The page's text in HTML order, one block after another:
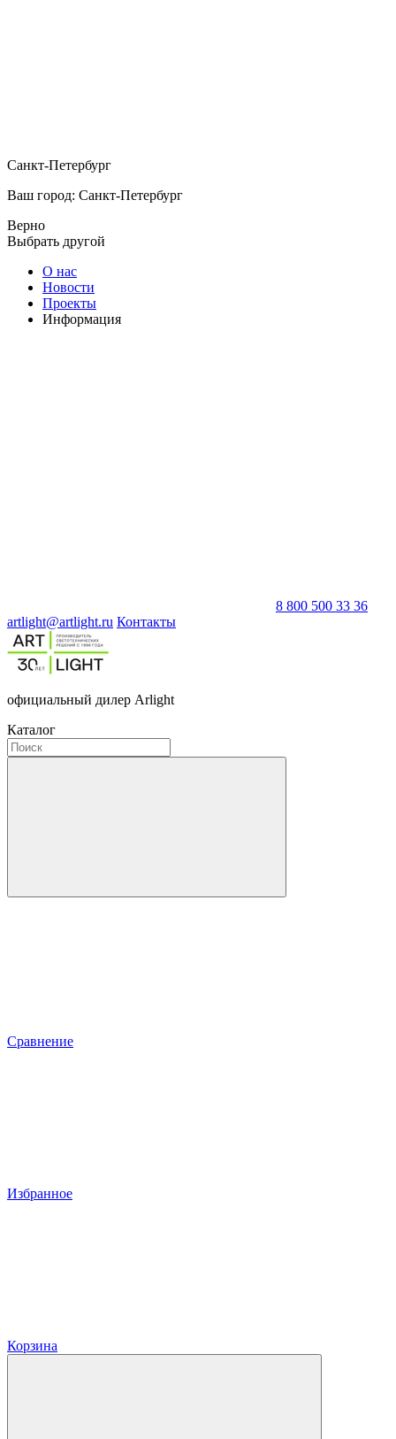
Санкт-Петербург
Ваш город: Санкт-Петербург
Верно
Выбрать другой
О нас
Новости
Проекты
Информация
8 800 500 33 36
artlight@artlight.ru Контакты
официальный дилер Arlight
Каталог
Сравнение
Избранное
Корзина